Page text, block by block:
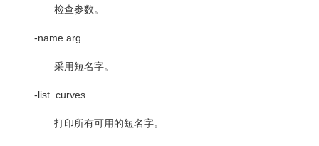
检查参数。
-name arg
采用短名字。
-list_curves
打印所有可用的短名字。